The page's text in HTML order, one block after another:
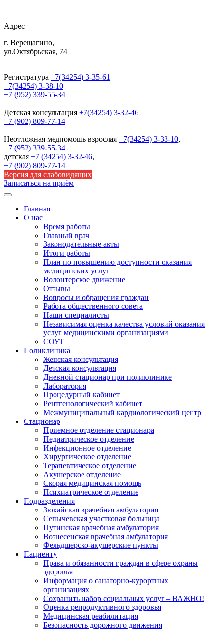
Адрес
г. Верещагино,
ул.Октябрьская, 74
Регистратура +7(34254) 3-35-61
+7(34254) 3-38-10
+7 (952) 339-55-34
Детская консультация +7(34254) 3-32-46
+7 (902) 809-77-14
Неотложная медпомощь взрослая +7(34254) 3-38-10,
+7 (952) 339-55-34
детская +7 (34254) 3-32-46,
+7 (902) 809-77-14
Версия для слабовидящих
Записаться на приём
Главная
О нас
Время работы
Главный врач
Законодательные акты
Итоги работы
План по повышению доступности оказания
медицинских услуг
Волонтерское движение
Отзывы
Вопросы и обращения граждан
Работа общественного совета
Наши специалисты
Независимая оценка качества условий оказания
услуг медицинскими организациями
СОУТ
Поликлиника
Женская консультация
Детская консультация
Дневной стационар при поликлинике
Лаборатория
Процедурный кабинет
Рентгенологический кабинет
Межмуниципальный кардиологический центр
Стационар
Приемное отделение стационара
Педиатрическое отделение
Инфекционное отделение
Хирургическое отделение
Терапевтическое отделение
Акушерское отделение
Скорая медицинская помощь
Психиатрическое отделение
Подразделения
Зюкайская врачебная амбулатория
Сепычевская участковая больница
Путинская врачебная амбулатория
Вознесенская врачебная амбулатория
Фельдшерско-акушерские пункты
Пациенту
Права и обязанности граждан в сфере охраны
здоровья
Информация о санаторно-курортных
организациях
Сохранить набор социальных услуг – ВАЖНО!
Оценка репродуктивного здоровья
Медицинская реабилитация
Безопасность дорожного движения